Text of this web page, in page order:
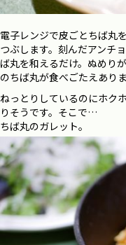
電子レンジで皮ごとちば丸
つぶします。刻んだアンチ
ば丸を和えるだけ。ぬめり
のちば丸が食べごたえありま
ねっとりしているのにホク
りそうです。そこで…
ちば丸のガレット。